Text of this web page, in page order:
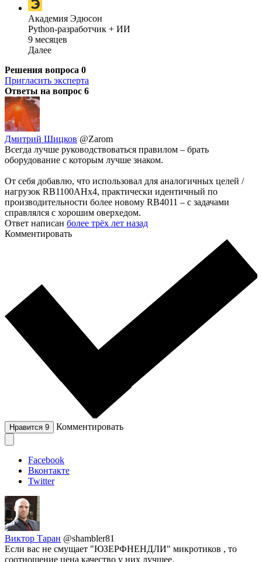
Академия Эдюсон
Python-разработчик + ИИ
9 месяцев
Далее
Решения вопроса 0
Пригласить эксперта
Ответы на вопрос 6
Дмитрий Шицков @Zarom
Всегда лучше руководствоваться правилом – брать
оборудование с которым лучше знаком.
От себя добавлю, что использовал для аналогичных целей /
нагрузок RB1100AHx4, практически идентичный по
производительности более новому RB4011 – с задачами
справлялся с хорошим оверхедом.
Ответ написан более трёх лет назад
Комментировать
Нравится 9 Комментировать
Facebook
Вконтакте
Twitter
Виктор Таран @shambler81
Если вас не смущает "ЮЗЕРФНЕНДЛИ" микротиков , то
соотношение цена качество у них лучшее.